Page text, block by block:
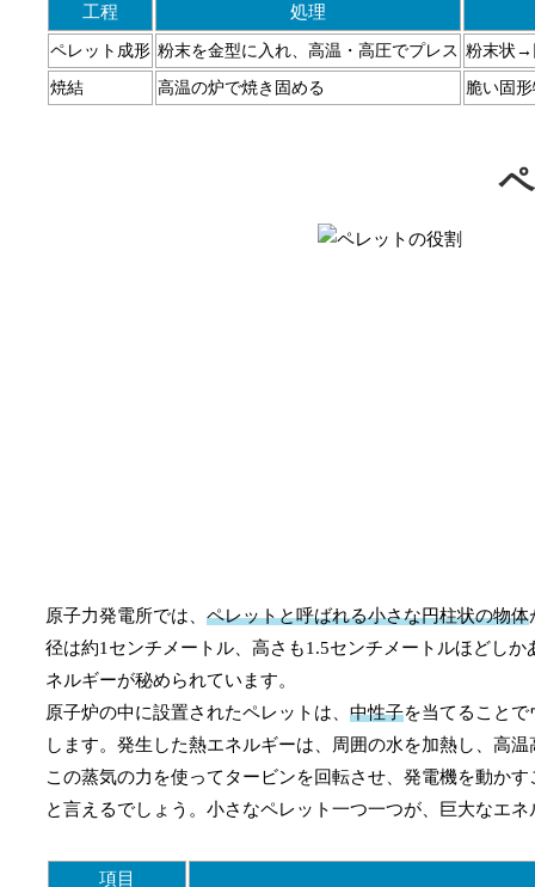
工程 処理
ペレット成形 粉末を金型に入れ、高温・高圧でプレス 粉末状→
焼結 高温の炉で焼き固める 脆い固
原子力発電所では、 ペレットと呼ばれる小さな円柱状の物体
径は約1センチメートル、高さも1.5センチメートルほどし
ネルギーが秘められています。
原子炉の中に設置されたペレットは、 中性子を当てること
します。発生した熱エネルギーは、周囲の水を加熱し、高
この蒸気の力を使ってタービンを回転させ、発電機を動か
と言えるでしょう。小さなペレット一つ一つが、巨大なエ
項目